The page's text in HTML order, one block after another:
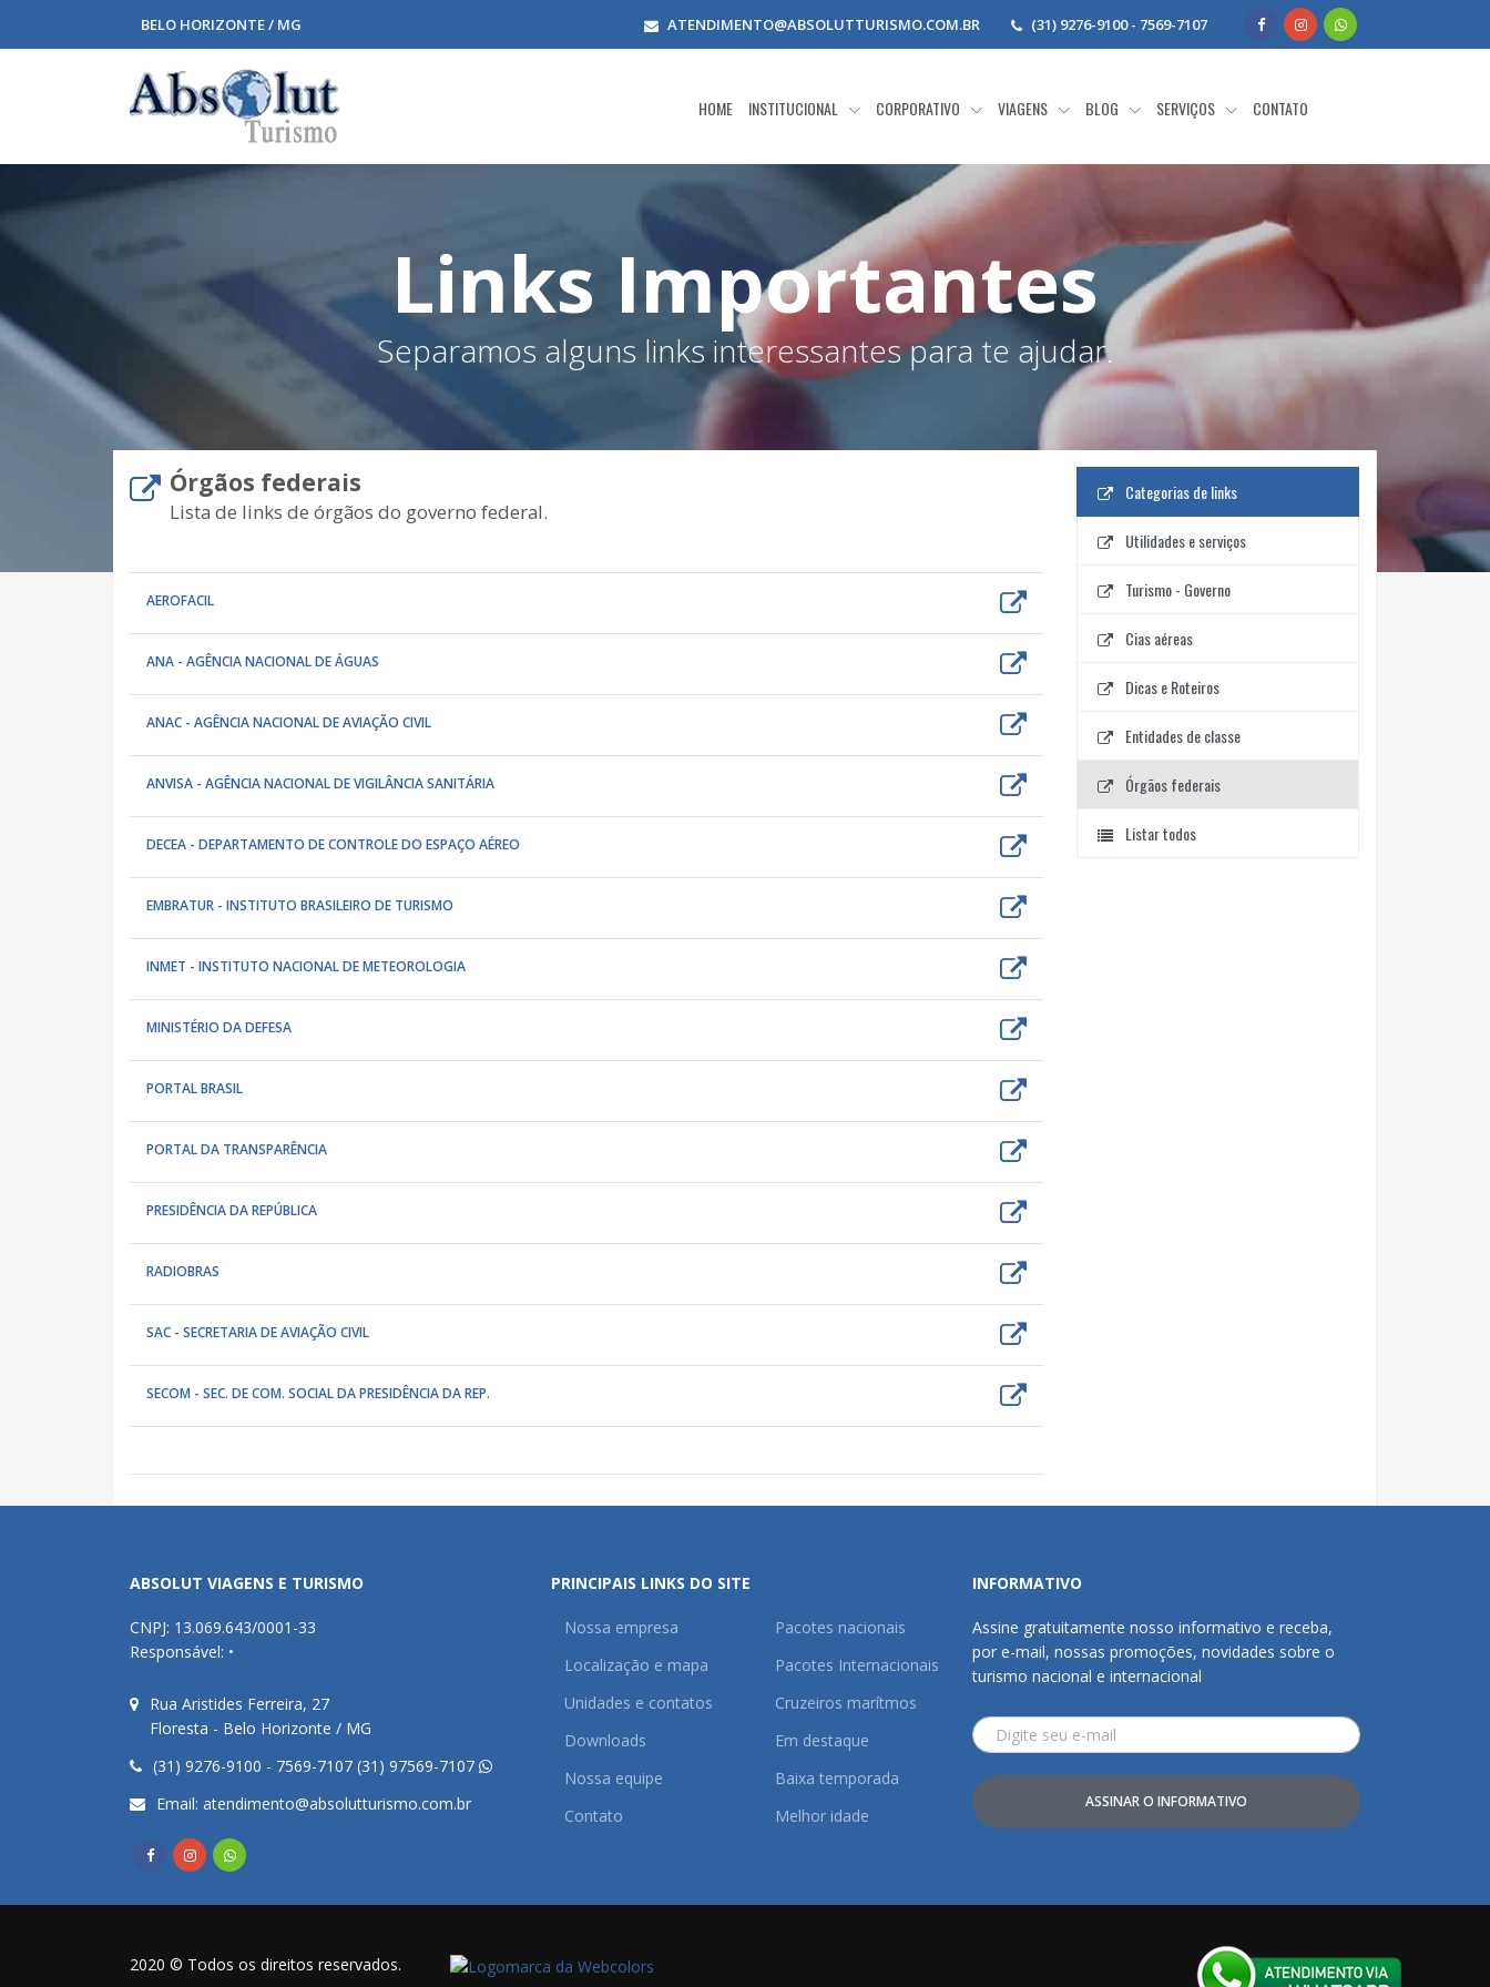
BELO HORIZONTE / MG ATENDIMENTO@ABSOLUTTURISMO.COM.BR (31) 9276-9100 - 7569-7107
HOME INSTITUCIONAL CORPORATIVO VIAGENS BLOG SERVIÇOS CONTATO
Links Importantes
Separamos alguns links interessantes para te ajudar.
Órgãos federais
Lista de links de órgãos do governo federal.
AEROFACIL
ANA - AGÊNCIA NACIONAL DE ÁGUAS
ANAC - AGÊNCIA NACIONAL DE AVIAÇÃO CIVIL
ANVISA - AGÊNCIA NACIONAL DE VIGILÂNCIA SANITÁRIA
DECEA - DEPARTAMENTO DE CONTROLE DO ESPAÇO AÉREO
EMBRATUR - INSTITUTO BRASILEIRO DE TURISMO
INMET - INSTITUTO NACIONAL DE METEOROLOGIA
MINISTÉRIO DA DEFESA
PORTAL BRASIL
PORTAL DA TRANSPARÊNCIA
PRESIDÊNCIA DA REPÚBLICA
RADIOBRAS
SAC - SECRETARIA DE AVIAÇÃO CIVIL
SECOM - SEC. DE COM. SOCIAL DA PRESIDÊNCIA DA REP.
Categorias de links
Utilidades e serviços
Turismo - Governo
Cias aéreas
Dicas e Roteiros
Entidades de classe
Órgãos federais
Listar todos
ABSOLUT VIAGENS E TURISMO
CNPJ: 13.069.643/0001-33
Responsável: •
Rua Aristides Ferreira, 27
Floresta - Belo Horizonte / MG
(31) 9276-9100 - 7569-7107 (31) 97569-7107
Email: atendimento@absolutturismo.com.br
PRINCIPAIS LINKS DO SITE
Nossa empresa
Localização e mapa
Unidades e contatos
Downloads
Nossa equipe
Contato
Pacotes nacionais
Pacotes Internacionais
Cruzeiros marítmos
Em destaque
Baixa temporada
Melhor idade
INFORMATIVO
Assine gratuitamente nosso informativo e receba,
por e-mail, nossas promoções, novidades sobre o
turismo nacional e internacional
ASSINAR O INFORMATIVO
2020 © Todos os direitos reservados.